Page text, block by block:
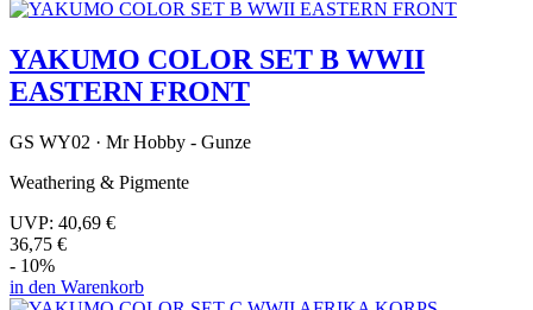
YAKUMO COLOR SET B WWII
EASTERN FRONT
GS WY02 · Mr Hobby - Gunze
Weathering & Pigmente
UVP: 40,69 €
36,75 €
- 10%
in den Warenkorb